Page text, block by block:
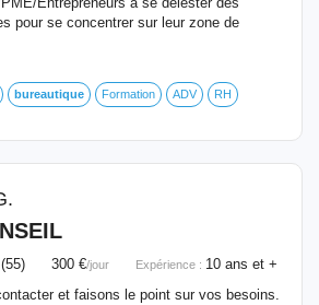
pour se concentrer sur leur zone de
bureautique Formation ADV RH
(55) 300 €/jour Expérience : 10 ans et +
et faisons le point sur vos besoins.